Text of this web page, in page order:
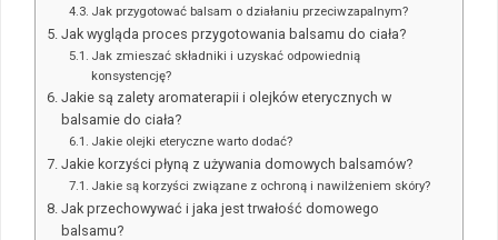
Jak przygotować balsam o działaniu przeciwzapalnym?
Jak wygląda proces przygotowania balsamu do ciała?
Jak zmieszać składniki i uzyskać odpowiednią
konsystencję?
Jakie są zalety aromaterapii i olejków eterycznych w
balsamie do ciała?
Jakie olejki eteryczne warto dodać?
Jakie korzyści płyną z używania domowych balsamów?
Jakie są korzyści związane z ochroną i nawilżeniem skóry?
Jak przechowywać i jaka jest trwałość domowego
balsamu?